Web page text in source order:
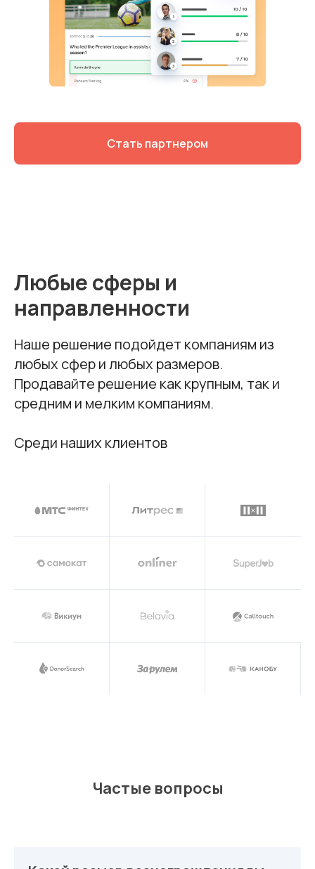
Стать партнером
Любые сферы и
направленности
Наше решение подойдет компаниям из
любых сфер и любых размеров.
Продавайте решение как крупным, так и
средним и мелким компаниям.
Среди наших клиентов
Частые вопросы